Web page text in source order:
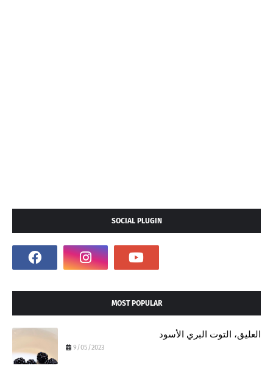
SOCIAL PLUGIN
MOST POPULAR
العليق، التوت البري الأسود
9/05/2023